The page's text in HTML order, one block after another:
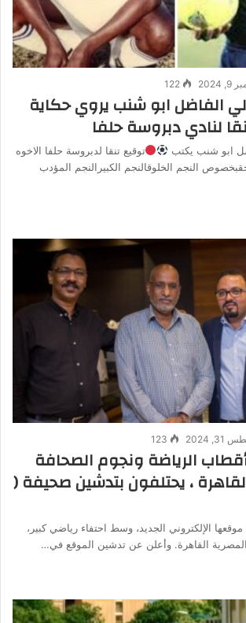
122
الفاضل ابو شنب يروي حكاية
لنادي دبروسة حلفا
ابو شنب يكتب
توقيع تنقا لدبروسة حلفا الاخوه
النجم الخلوقالنجم الكبيرالنجم المؤدب
2024
123
الرياضة ونجوم الصحافة
، يحتلفون بتدشين صحيفة (
الإلكتروني الجديد، وسط احتفاء رياضي كبير،
القاهرة. وأعلن عن تدشين الموقع في…